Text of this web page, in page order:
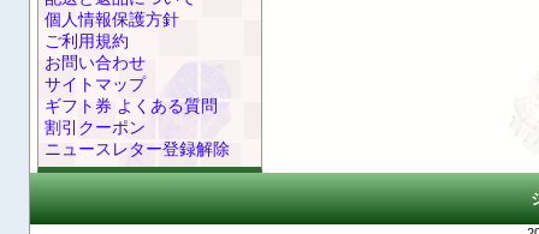
個人情報保護方針
ご利用規約
お問い合わせ
サイトマップ
ギフト券 よくある質問
割引クーポン
ニュースレター登録解除